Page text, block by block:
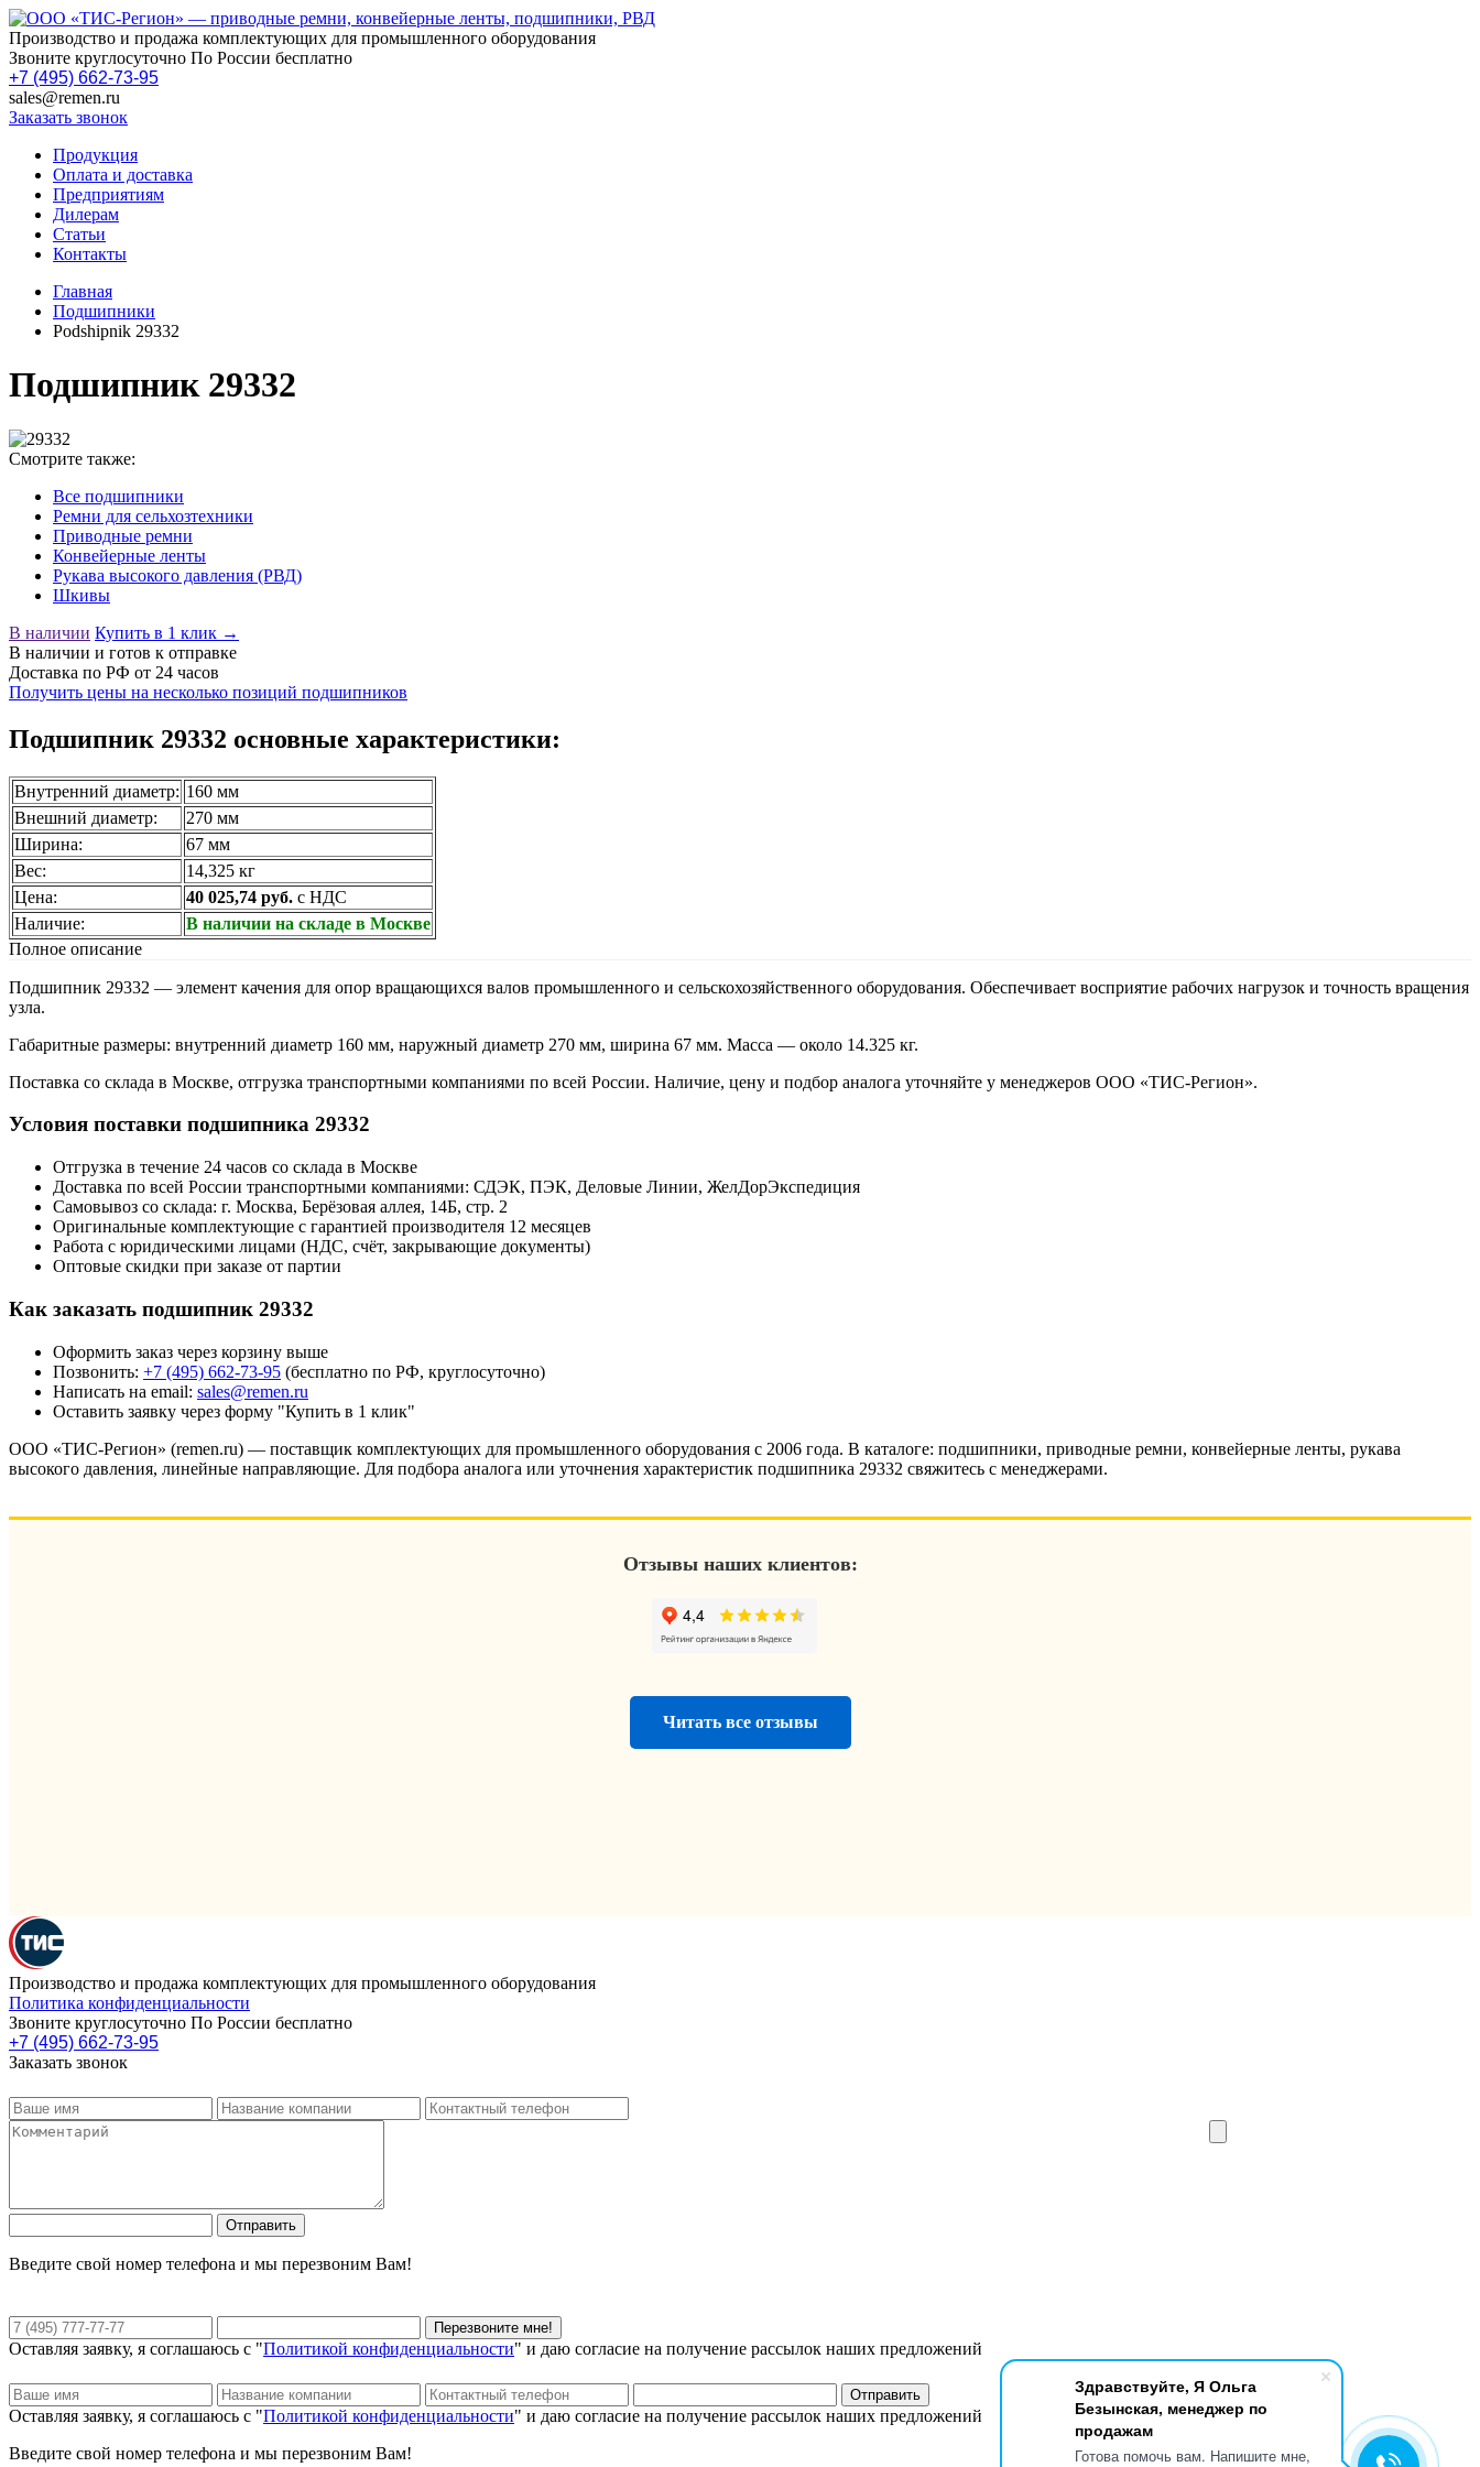
Здравствуйте, Я Ольга
Безынская, менеджер по
продажам
Готова помочь вам. Напишите мне,
Производство и продажа комплектующих для промышленного оборудования
Звоните круглосуточно По России бесплатно
+7 (495) 662-73-95
sales@remen.ru
Заказать звонок
Продукция
Оплата и доставка
Предприятиям
Дилерам
Статьи
Контакты
Главная
Подшипники
Podshipnik 29332
Подшипник 29332
Смотрите также:
Все подшипники
Ремни для сельхозтехники
Приводные ремни
Конвейерные ленты
Рукава высокого давления (РВД)
Шкивы
В наличии Купить в 1 клик →
В наличии и готов к отправке
Доставка по РФ от 24 часов
Получить цены на несколько позиций подшипников
Подшипник 29332 основные характеристики:
Внутренний диаметр: 160 мм
Внешний диаметр:
270 мм
Ширина:
67 мм
Вес:
14,325 кг
Цена:
40 025,74 руб. с НДС
Наличие:
В наличии на складе в Москве
Полное описание
Подшипник 29332 — элемент качения для опор вращающихся валов промышленного и сельскохозяйственного оборудования. Обеспечивает восприятие рабочих нагрузок и точность вращения
узла.
Габаритные размеры: внутренний диаметр 160 мм, наружный диаметр 270 мм, ширина 67 мм. Масса — около 14.325 кг.
Поставка со склада в Москве, отгрузка транспортными компаниями по всей России. Наличие, цену и подбор аналога уточняйте у менеджеров ООО «ТИС-Регион».
Условия поставки подшипника 29332
Отгрузка в течение 24 часов со склада в Москве
Доставка по всей России транспортными компаниями: СДЭК, ПЭК, Деловые Линии, ЖелДорЭкспедиция
Самовывоз со склада: г. Москва, Берёзовая аллея, 14Б, стр. 2
Оригинальные комплектующие с гарантией производителя 12 месяцев
Работа с юридическими лицами (НДС, счёт, закрывающие документы)
Оптовые скидки при заказе от партии
Как заказать подшипник 29332
Оформить заказ через корзину выше
Позвонить: +7 (495) 662-73-95 (бесплатно по РФ, круглосуточно)
Написать на email: sales@remen.ru
Оставить заявку через форму "Купить в 1 клик"
ООО «ТИС-Регион» (remen.ru) — поставщик комплектующих для промышленного оборудования с 2006 года. В каталоге: подшипники, приводные ремни, конвейерные ленты, рукава
высокого давления, линейные направляющие. Для подбора аналога или уточнения характеристик подшипника 29332 свяжитесь с менеджерами.
Отзывы наших клиентов:
Читать все отзывы
Производство и продажа комплектующих для промышленного оборудования
Политика конфиденциальности
Звоните круглосуточно По России бесплатно
+7 (495) 662-73-95
Заказать звонок
Введите свой номер телефона и мы перезвоним Вам!
Оставляя заявку, я соглашаюсь с "Политикой конфиденциальности" и даю согласие на получение рассылок наших предложений
Оставляя заявку, я соглашаюсь с "Политикой конфиденциальности" и даю согласие на получение рассылок наших предложений
Введите свой номер телефона и мы перезвоним Вам!